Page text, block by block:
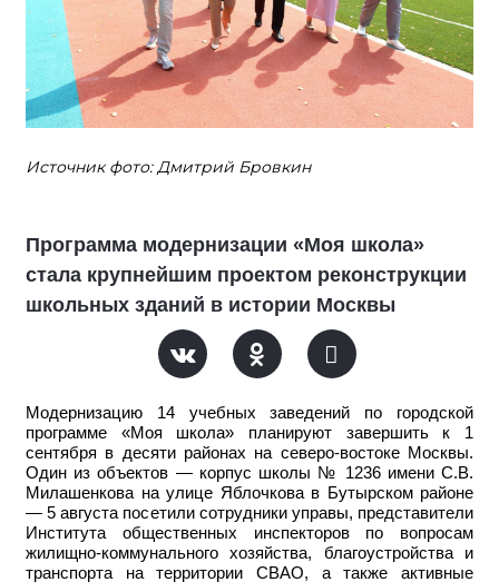
Источник фото: Дмитрий Бровкин
Программа модернизации «Моя школа»
стала крупнейшим проектом реконструкции
школьных зданий в истории Москвы
Модернизацию 14 учебных заведений по городской
программе «Моя школа» планируют завершить к 1
сентября в десяти районах на северо-востоке Москвы.
Один из объектов — корпус школы № 1236 имени С.В.
Милашенкова на улице Яблочкова в Бутырском районе
— 5 августа посетили сотрудники управы, представители
Института общественных инспекторов по вопросам
жилищно-коммунального хозяйства, благоустройства и
транспорта на территории СВАО, а также активные